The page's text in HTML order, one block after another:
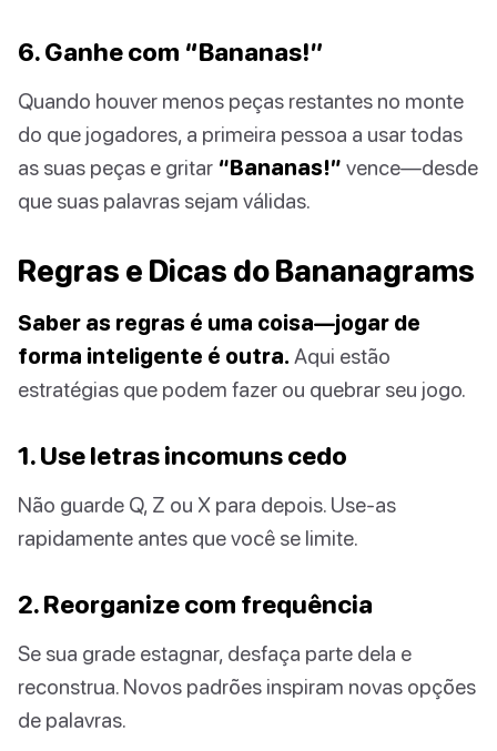
6. Ganhe com “Bananas!”
Quando houver menos peças restantes no monte
do que jogadores, a primeira pessoa a usar todas
as suas peças e gritar “Bananas!” vence—desde
que suas palavras sejam válidas.
Regras e Dicas do Bananagrams
Saber as regras é uma coisa—jogar de
forma inteligente é outra. Aqui estão
estratégias que podem fazer ou quebrar seu jogo.
1. Use letras incomuns cedo
Não guarde Q, Z ou X para depois. Use-as
rapidamente antes que você se limite.
2. Reorganize com frequência
Se sua grade estagnar, desfaça parte dela e
reconstrua. Novos padrões inspiram novas opções
de palavras.